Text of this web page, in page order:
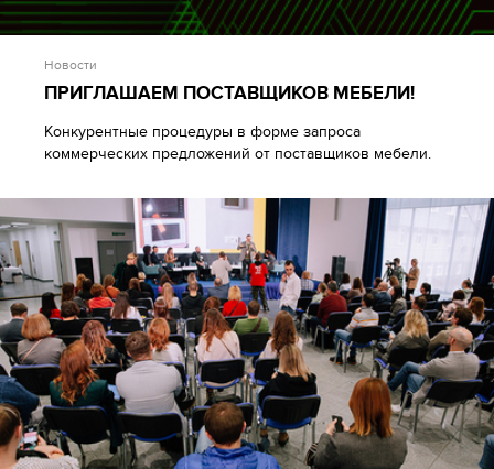
Новости
ПРИГЛАШАЕМ ПОСТАВЩИКОВ МЕБЕЛИ!
Конкурентные процедуры в форме запроса
коммерческих предложений от поставщиков мебели.